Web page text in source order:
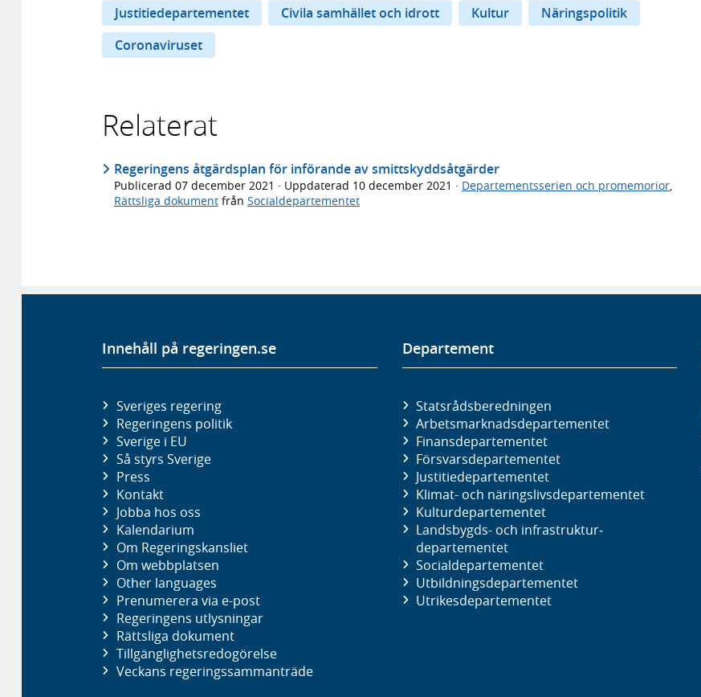
Justitiedepartementet
Civila samhället och idrott Kultur
Näringspolitik
Coronaviruset
Relaterat
Regeringens åtgärdsplan för införande av smittskyddsåtgärder
Publicerad 07 december 2021 · Uppdaterad 10 december 2021 · Departementsserien och promemorior
Rättsliga dokument från Socialdepartementet
Innehåll på regeringen.se
Sveriges regering
Regeringens politik
Sverige i EU
Så styrs Sverige
Press
Kontakt
Jobba hos oss
Kalendarium
Om Regeringskansliet
Om webbplatsen
Other languages
Prenumerera via e-post
Regeringens utlysningar
Rättsliga dokument
Tillgänglighetsredogörelse
Veckans regeringssammanträde
Departement
Statsrådsberedningen
Arbetsmarknads­departementet
Finans­departementet
Försvars­departementet
Justitie­departementet
Klimat- och näringslivs­departementet
Kultur­departementet
Landsbygds- och infrastruktur­
departementet
Social­departementet
Utbildnings­departementet
Utrikes­departementet